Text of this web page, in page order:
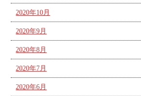
2020年10月
2020年9月
2020年8月
2020年7月
2020年6月